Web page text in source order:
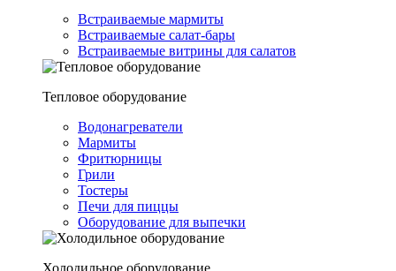
Встраиваемые мармиты
Встраиваемые салат-бары
Встраиваемые витрины для салатов
Тепловое оборудование
Водонагреватели
Мармиты
Фритюрницы
Грили
Тостеры
Печи для пиццы
Оборудование для выпечки
Холодильное оборудование